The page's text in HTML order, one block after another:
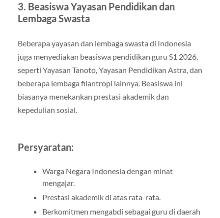
3. Beasiswa Yayasan Pendidikan dan
Lembaga Swasta
Beberapa yayasan dan lembaga swasta di Indonesia
juga menyediakan beasiswa pendidikan guru S1 2026,
seperti Yayasan Tanoto, Yayasan Pendidikan Astra, dan
beberapa lembaga filantropi lainnya. Beasiswa ini
biasanya menekankan prestasi akademik dan
kepedulian sosial.
Persyaratan:
Warga Negara Indonesia dengan minat
mengajar.
Prestasi akademik di atas rata-rata.
Berkomitmen mengabdi sebagai guru di daerah